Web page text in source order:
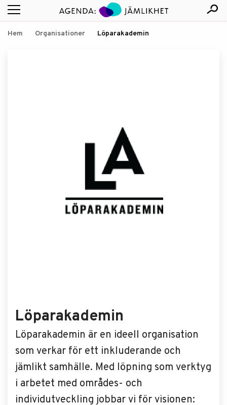
Hem Organisationer Löparakademin
Löparakademin
Löparakademin är en ideell organisation
som verkar för ett inkluderande och
jämlikt samhälle. Med löpning som verktyg
i arbetet med områdes- och
individutveckling jobbar vi för visionen: